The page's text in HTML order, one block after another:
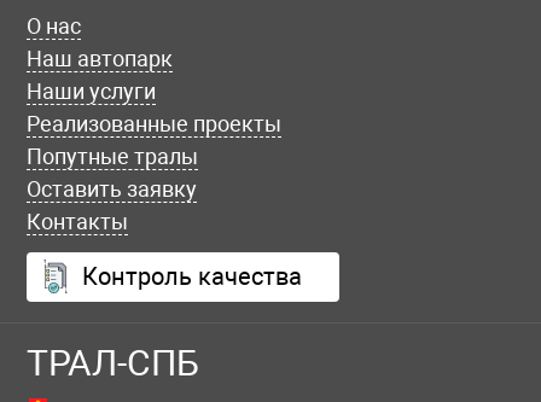
О нас
Наш автопарк
Наши услуги
Реализованные проекты
Попутные тралы
Оставить заявку
Контакты
Контроль качества
ТРАЛ-СПБ